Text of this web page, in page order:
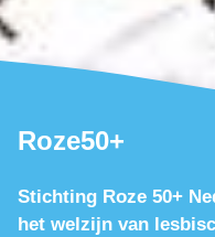
Roze50+
Stichting Roze 50+
het welzijn van